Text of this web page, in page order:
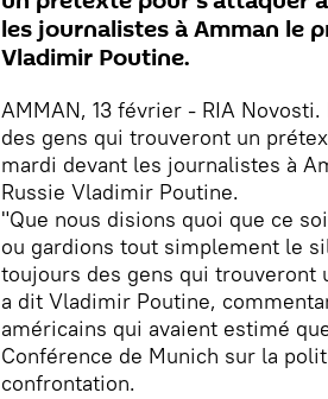
les journalistes à Amman le
Vladimir Poutine.
AMMAN, 13 février - RIA
des gens qui trouveront un
mardi devant les journalistes à
Russie Vladimir Poutine.
"Que nous disions quoi que ce
ou gardions tout simplement le
toujours des gens qui trouveront
a dit Vladimir Poutine,
américains qui avaient estimé
Conférence de Munich sur la
confrontation.